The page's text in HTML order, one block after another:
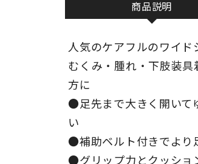
商品説明
人気のケアフルのワイ
むくみ・腫れ・下肢装
方に
●足先まで大きく開いて
い
●補助ベルト付きでより
●グリップ力とクッショ